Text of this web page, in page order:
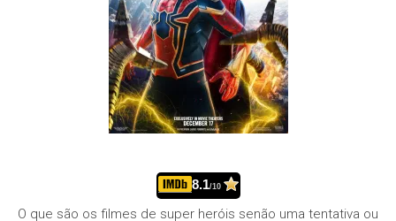
8.1/10
O que são os filmes de super heróis senão uma tentativa ou